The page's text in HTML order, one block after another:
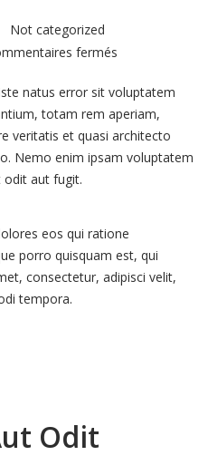
Not categorized
fermés
Project
–
Wide
natus error sit voluptatem
totam rem aperiam,
veritatis et quasi architecto
Nemo enim ipsam voluptatem
odit aut fugit.
eos qui ratione
porro quisquam est, qui
consectetur, adipisci velit,
tempora.
Odit